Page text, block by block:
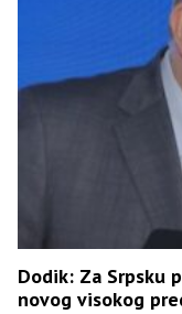
Dodik: Za Srpsku
novog visokog